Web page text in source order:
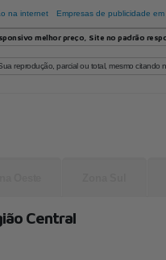
na internet Empresas de publicidade em
melhor preço, Site no padrão
reprodução, parcial ou total, mesmo
Central